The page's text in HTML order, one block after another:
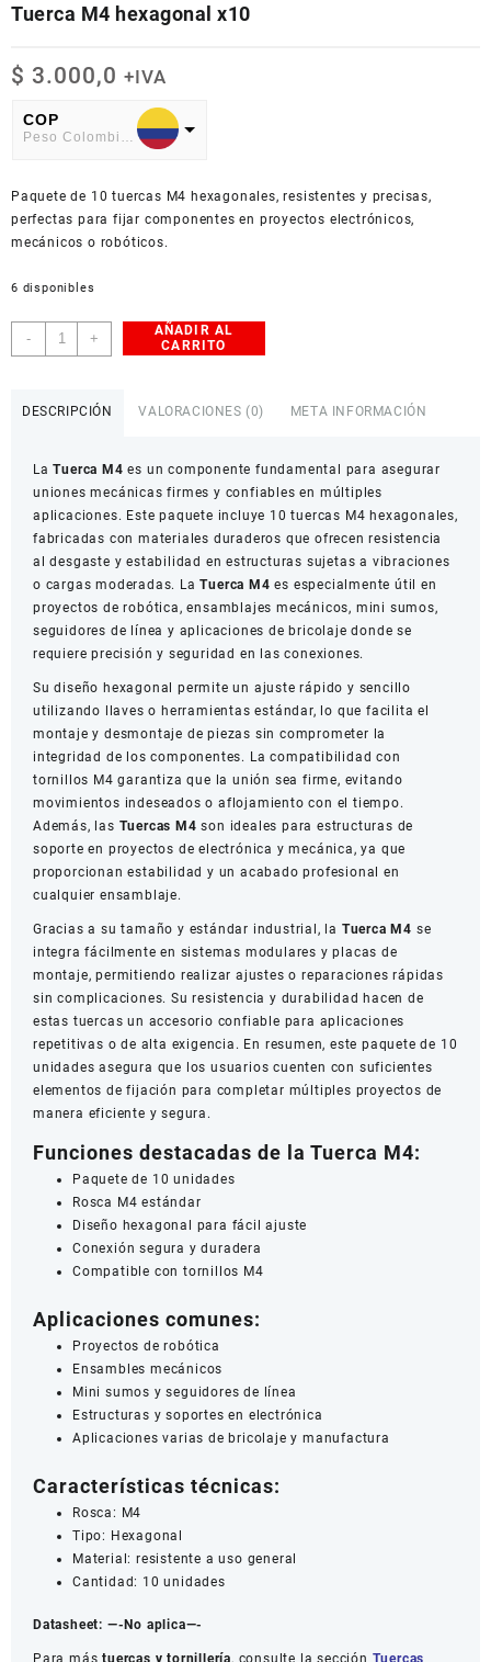
Tuerca M4 hexagonal x10
$ 3.000,0 +IVA
COP
American Dollar
Paquete de 10 tuercas M4 hexagonales, resistentes y precisas,
perfectas para fijar componentes en proyectos electrónicos,
mecánicos o robóticos.
6 disponibles
-
Tuerca
M4
+
AÑADIR AL
CARRITO
DESCRIPCIÓN VALORACIONES (0) META INFORMACIÓN
LaTuerca M4 es un componente fundamental para asegurar
uniones mecánicas firmes y confiables en múltiples
aplicaciones. Este paquete incluye 10 tuercas M4 hexagonales,
fabricadas con materiales duraderos que ofrecen resistencia
al desgaste y estabilidad en estructuras sujetas a vibraciones
o cargas moderadas. LaTuerca M4 es especialmente útil en
proyectos de robótica, ensamblajes mecánicos, mini sumos,
seguidores de línea y aplicaciones de bricolaje donde se
requiere precisión y seguridad en las conexiones.
Su diseño hexagonal permite un ajuste rápido y sencillo
utilizando llaves o herramientas estándar, lo que facilita el
montaje y desmontaje de piezas sin comprometer la
integridad de los componentes. La compatibilidad con
tornillos M4 garantiza que la unión sea firme, evitando
movimientos indeseados o aflojamiento con el tiempo.
Además, las Tuercas M4 son ideales para estructuras de
soporte en proyectos de electrónica y mecánica, ya que
proporcionan estabilidad y un acabado profesional en
cualquier ensamblaje.
Gracias a su tamaño y estándar industrial, la Tuerca M4 se
integra fácilmente en sistemas modulares y placas de
montaje, permitiendo realizar ajustes o reparaciones rápidas
sin complicaciones. Su resistencia y durabilidad hacen de
estas tuercas un accesorio confiable para aplicaciones
repetitivas o de alta exigencia. En resumen, este paquete de 10
unidades asegura que los usuarios cuenten con suficientes
elementos de fijación para completar múltiples proyectos de
manera eficiente y segura.
Funciones destacadas de la Tuerca M4:
Paquete de 10 unidades
Rosca M4 estándar
Diseño hexagonal para fácil ajuste
Conexión segura y duradera
Compatible con tornillos M4
Aplicaciones comunes:
Proyectos de robótica
Ensambles mecánicos
Mini sumos y seguidores de línea
Estructuras y soportes en electrónica
Aplicaciones varias de bricolaje y manufactura
Características técnicas:
Rosca: M4
Tipo: Hexagonal
Material: resistente a uso general
Cantidad: 10 unidades
Datasheet: —-No aplica—-
Para mástuercas y tornillería, consulte la sección Tuercas